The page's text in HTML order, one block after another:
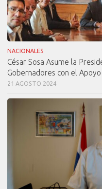
NACIONALES
César Sosa Asume la
Gobernadores con el
21 AGOSTO 2024